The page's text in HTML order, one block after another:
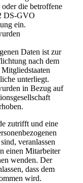
die betroffene
DS-GVO
ein.
Daten ist zur
nach dem
unterliegt.
in Bezug auf
zutrifft und eine
veranlassen
einen Mitarbeiter
wenden. Der
dass dem
wird.